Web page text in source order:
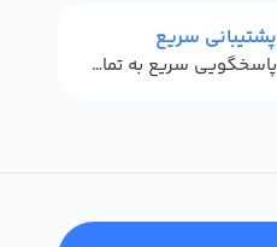
پشتیبانی سریع
پاسخگویی سریع به تماس‌ها و پیام‌ها